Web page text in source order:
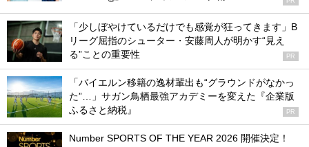
「少しぼやけているだけでも感覚が狂ってきます」B
リーグ屈指のシューター・安藤周人が明かす“見え
る”ことの重要性
PR
「バイエルン移籍の逸材輩出も“グラウンドがなかっ
た”…」サガン鳥栖最強アカデミーを変えた『企業版
ふるさと納税』
PR
Number SPORTS OF THE YEAR 2026 開催決定！